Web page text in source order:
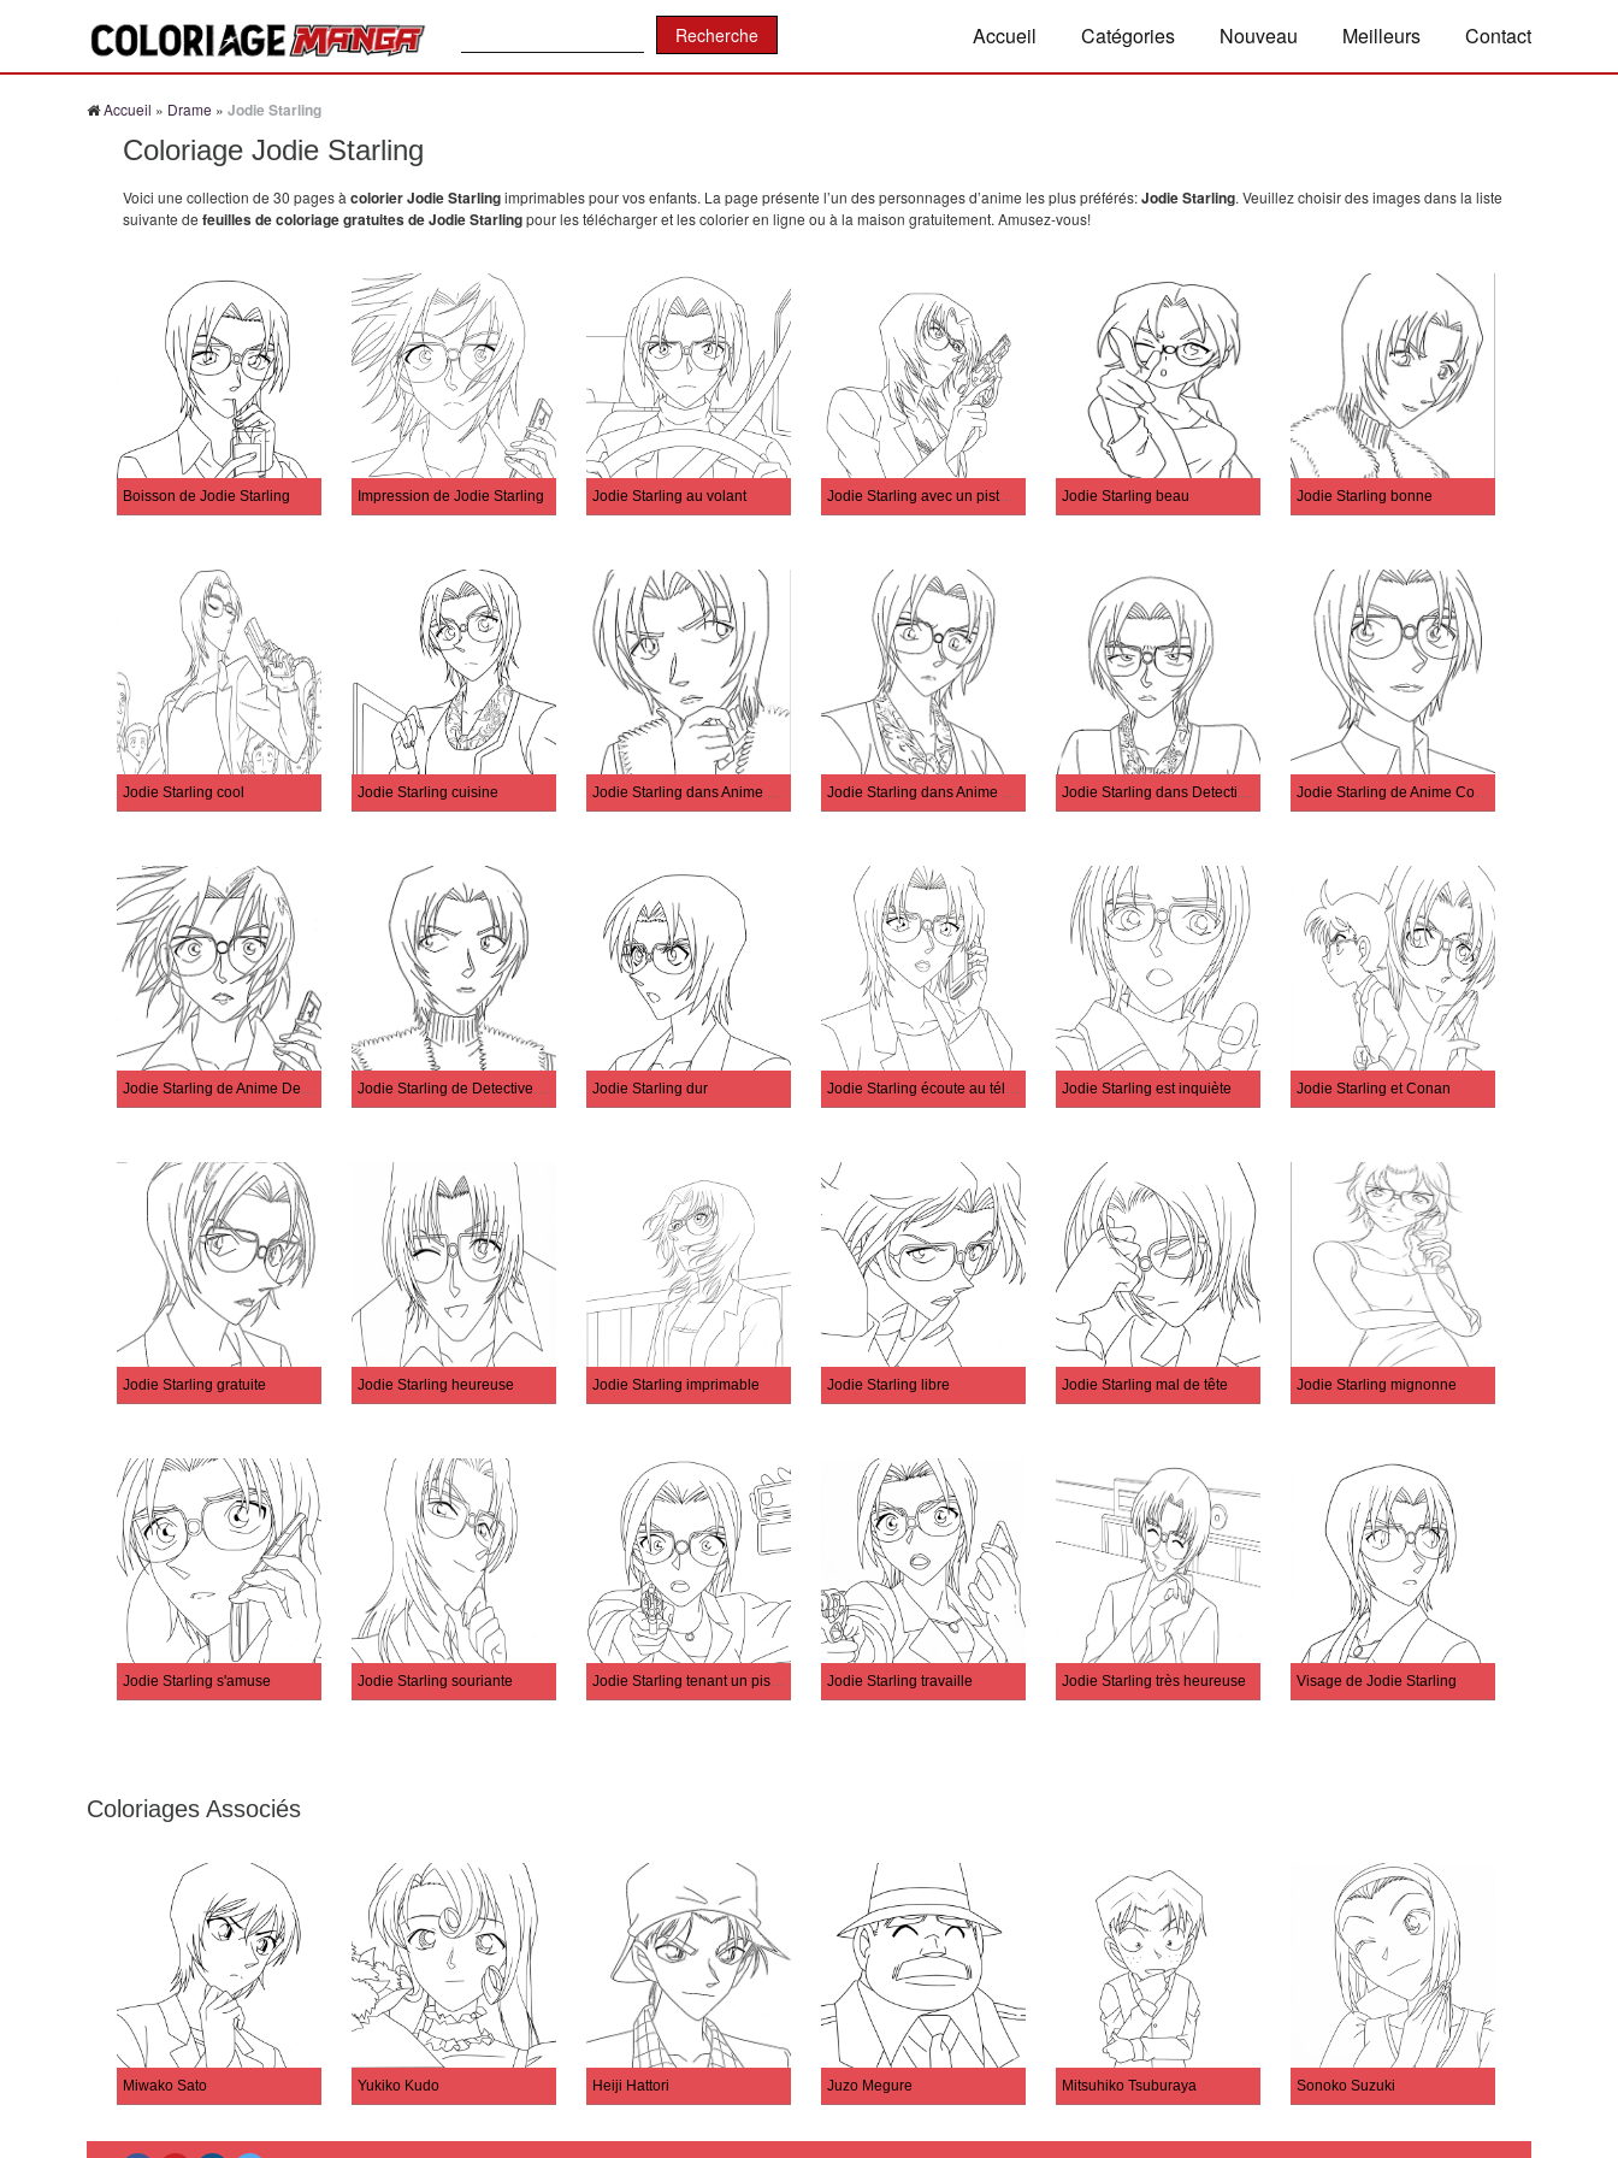
Accueil Catégories Nouveau Meilleurs Contact
Accueil » Drame » Jodie Starling
Coloriage Jodie Starling
Voici une collection de 30 pages à colorier Jodie Starlingimprimables pour vos enfants. La page présente l’un des personnages d’anime les plus préférés:Jodie Starling. Veuillez choisir des images dans la liste
suivante de feuilles de coloriage gratuites de Jodie Starlingpour les télécharger et les colorier en ligne ou à la maison gratuitement. Amusez-vous!
Boisson de Jodie Starling Impression de Jodie Starling Jodie Starling au volant Jodie Starling avec un pistolet Jodie Starling beau Jodie Starling bonne
Jodie Starling cool Jodie Starling cuisine Jodie Starling dans Anime Conan Jodie Starling dans Anime Detective Conan Jodie Starling dans Detective Conan Jodie Starling de Anime Conan
Jodie Starling de Anime Detective Conan Jodie Starling de Detective Conan Jodie Starling dur Jodie Starling écoute au téléphone Jodie Starling est inquiète Jodie Starling et Conan
Jodie Starling gratuite Jodie Starling heureuse Jodie Starling imprimable Jodie Starling libre Jodie Starling mal de tête Jodie Starling mignonne
Jodie Starling s'amuse Jodie Starling souriante Jodie Starling tenant un pistolet Jodie Starling travaille Jodie Starling très heureuse Visage de Jodie Starling
Coloriages Associés
Miwako Sato Yukiko Kudo Heiji Hattori Juzo Megure Mitsuhiko Tsuburaya Sonoko Suzuki